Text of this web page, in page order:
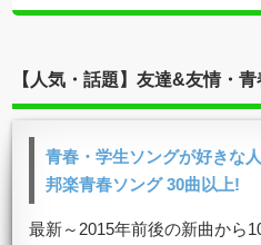
【人気・話題】友達&友情・
青春・学生ソングが好きな
邦楽青春ソング 30曲以上!
最新～2015年前後の新曲から